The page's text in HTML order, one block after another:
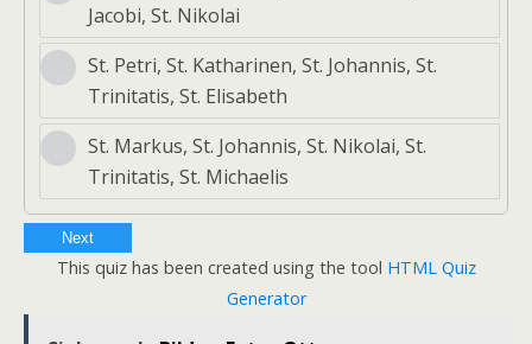
Jacobi, St. Nikolai
St. Petri, St. Katharinen, St. Johannis, St.
Trinitatis, St. Elisabeth
St. Markus, St. Johannis, St. Nikolai, St.
Trinitatis, St. Michaelis
Next
This quiz has been created using the tool HTML Quiz
Generator